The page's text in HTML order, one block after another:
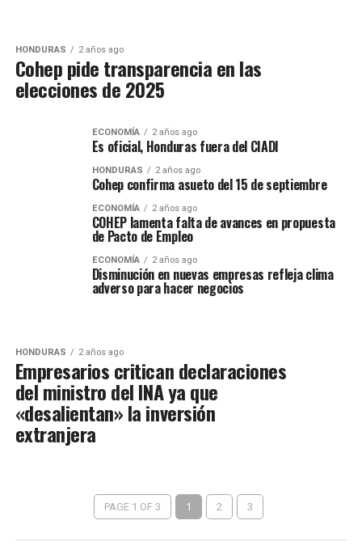
HONDURAS 2 años ago
Cohep pide transparencia en las
elecciones de 2025
ECONOMÍA 2 años ago
Es oficial, Honduras fuera del CIADI
HONDURAS 2 años ago
Cohep confirma asueto del 15 de septiembre
ECONOMÍA 2 años ago
COHEP lamenta falta de avances en propuesta
de Pacto de Empleo
ECONOMÍA 2 años ago
Disminución en nuevas empresas refleja clima
adverso para hacer negocios
HONDURAS 2 años ago
Empresarios critican declaraciones
del ministro del INA ya que
«desalientan» la inversión
extranjera
PAGE 1 OF 3 1 2 3